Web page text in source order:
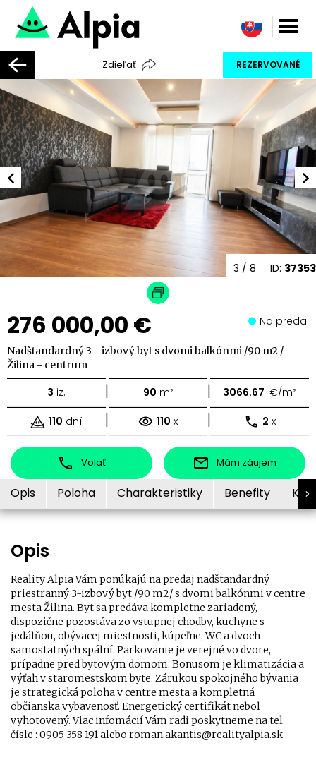
Zdieľať REZERVOVANÉ
ID: 37353
3 / 8
276 000,00 € Na predaj
Nadštandardný 3 - izbový byt s dvomi balkónmi /90 m2 /
Žilina - centrum
3 iz. | 90 m² | 3066.67 €/m²
110 dní | 110 x | 2 x
Volať Mám záujem
Opis Poloha Charakteristiky Benefity
Opis
Reality Alpia Vám ponúkajú na predaj nadštandardný
priestranný 3-izbový byt /90 m2/ s dvomi balkónmi v centre
mesta Žilina. Byt sa predáva kompletne zariadený,
dispozične pozostáva zo vstupnej chodby, kuchyne s
jedálňou, obývacej miestnosti, kúpeľne, WC a dvoch
samostatných spální. Parkovanie je verejné vo dvore,
prípadne pred bytovým domom. Bonusom je klimatizácia a
výťah v staromestskom byte. Zárukou spokojného bývania
je strategická poloha v centre mesta a kompletná
občianska vybavenosť. Energetický certifikát nebol
vyhotovený. Viac infomácií Vám radi poskytneme na tel.
čísle : 0905 358 191 alebo roman.akantis@realityalpia.sk